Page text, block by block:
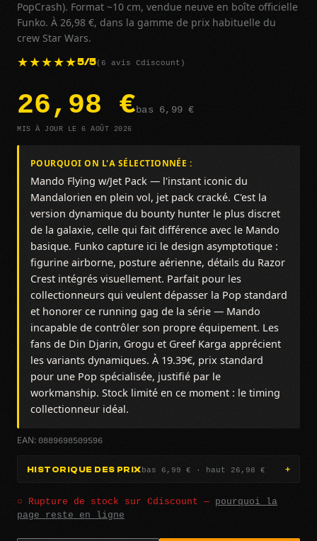
PopCrash). Format ~10 cm, vendue neuve en boîte officielle
Funko. À 26,98 €, dans la gamme de prix habituelle du
crew Star Wars.
5/5(6 avis Cdiscount)
26,98 €bas 6,99 €
MIS À JOUR LE 6 AOÛT 2026
POURQUOI ON L'A SÉLECTIONNÉE :
Mando Flying w/Jet Pack — l'instant iconic du
Mandalorien en plein vol, jet pack cracké. C'est la
version dynamique du bounty hunter le plus discret
de la galaxie, celle qui fait différence avec le Mando
basique. Funko capture ici le design asymptotique :
figurine airborne, posture aérienne, détails du Razor
Crest intégrés visuellement. Parfait pour les
collectionneurs qui veulent dépasser la Pop standard
et honorer ce running gag de la série — Mando
incapable de contrôler son propre équipement. Les
fans de Din Djarin, Grogu et Greef Karga apprécient
les variants dynamiques. À 19.39€, prix standard
pour une Pop spécialisée, justifié par le
workmanship. Stock limité en ce moment : le timing
collectionneur idéal.
EAN: 0889698509596
HISTORIQUE DES PRIXbas 6,99 € · haut 26,98 €
○ Rupture de stock sur Cdiscount — pourquoi la
page reste en ligne